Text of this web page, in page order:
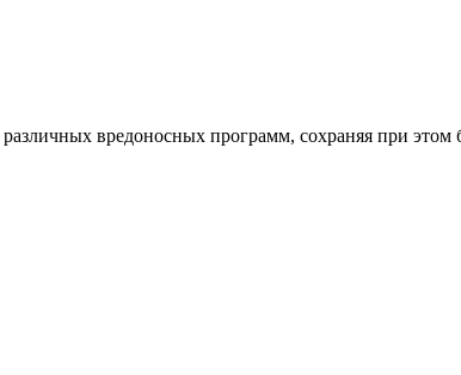
вредоносных программ, сохраняя при этом